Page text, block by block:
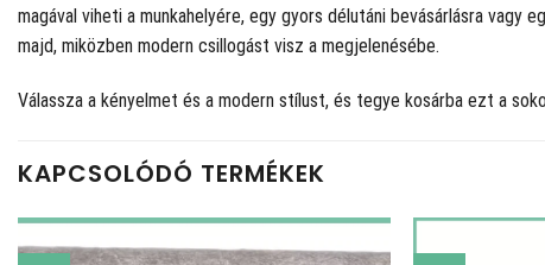
magával viheti a munkahelyére, egy gyors délutáni bevásárlásra
majd, miközben modern csillogást visz a megjelenésébe.
Válassza a kényelmet és a modern stílust, és tegye kosárba ezt a
KAPCSOLÓDÓ TERMÉKEK